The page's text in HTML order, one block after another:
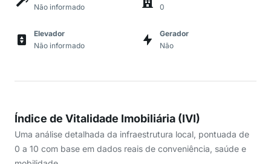
Não informado
0
Elevador
Não informado
Gerador
Não
Índice de Vitalidade Imobiliária (IVI)
Uma análise detalhada da infraestrutura local, pontuada de
0 a 10 com base em dados reais de conveniência, saúde e